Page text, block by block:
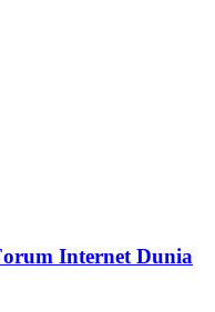
Internet Dunia